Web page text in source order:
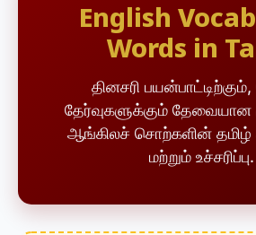
English
Words in
தினசரி
தேர்வுகளுக்கும் தேவையான
ஆங்கிலச் சொற்களின்
மற்றும் உச்சரிப்பு.